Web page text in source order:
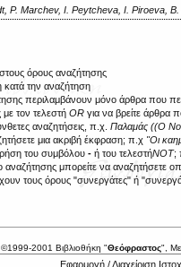
P. Marchev, I. Peytcheva, I. Piroeva,
όρους αναζήτησης
κατά την αναζήτηση
περιλαμβάνουν μόνο άρθρα που
με τον τελεστήOR για να βρείτε άρθρα
αναζητήσεις, π.χ.Παλαμάς ((Ο
μια ακριβή έκφραση; π.χ "Οι
του συμβόλου- ή του τελεστήNOT;
μπορείτε να αναζητήσετε
τους όρους "συνεργάτες" ή
©1999-2001 Βιβλιοθήκη "Θεόφραστος", Με
Εφαρμογή / Διαχείριση